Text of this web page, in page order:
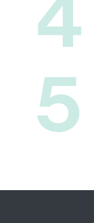
5